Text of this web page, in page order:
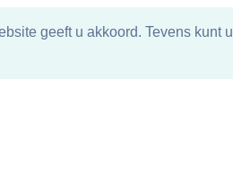
geeft u akkoord. Tevens kunt u